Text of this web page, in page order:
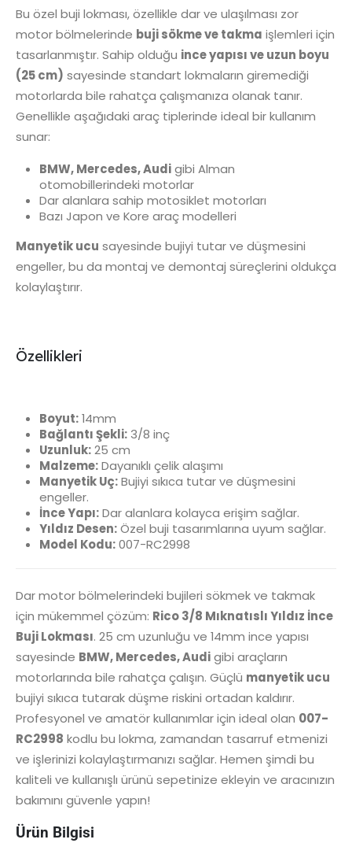
Bu özel buji lokması, özellikle dar ve ulaşılması zor
motor bölmelerinde buji sökme ve takma işlemleri için
tasarlanmıştır. Sahip olduğu ince yapısı ve uzun boyu
(25 cm) sayesinde standart lokmaların giremediği
motorlarda bile rahatça çalışmanıza olanak tanır.
Genellikle aşağıdaki araç tiplerinde ideal bir kullanım
sunar:
BMW, Mercedes, Audigibi Alman
otomobillerindeki motorlar
Dar alanlara sahip motosiklet motorları
Bazı Japon ve Kore araç modelleri
Manyetik ucu sayesinde bujiyi tutar ve düşmesini
engeller, bu da montaj ve demontaj süreçlerini oldukça
kolaylaştırır.
Özellikleri
Boyut:14mm
Bağlantı Şekli:3/8 inç
Uzunluk:25 cm
Malzeme:Dayanıklı çelik alaşımı
Manyetik Uç:Bujiyi sıkıca tutar ve düşmesini
engeller.
İnce Yapı:Dar alanlara kolayca erişim sağlar.
Yıldız Desen:Özel buji tasarımlarına uyum sağlar.
Model Kodu:007-RC2998
Dar motor bölmelerindeki bujileri sökmek ve takmak
için mükemmel çözüm: Rico 3/8 Mıknatıslı Yıldız İnce
Buji Lokması. 25 cm uzunluğu ve 14mm ince yapısı
sayesinde BMW, Mercedes, Audigibi araçların
motorlarında bile rahatça çalışın. Güçlü manyetik ucu
bujiyi sıkıca tutarak düşme riskini ortadan kaldırır.
Profesyonel ve amatör kullanımlar için ideal olan 007-
RC2998 kodlu bu lokma, zamandan tasarruf etmenizi
ve işlerinizi kolaylaştırmanızı sağlar. Hemen şimdi bu
kaliteli ve kullanışlı ürünü sepetinize ekleyin ve aracınızın
bakımını güvenle yapın!
Ürün Bilgisi